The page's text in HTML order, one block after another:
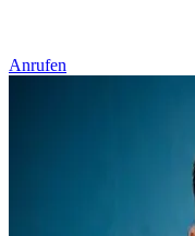
Anrufen